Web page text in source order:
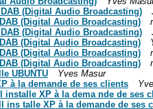
(Digital Audio Broadcasting)
(Digital Audio Broadcasting)
(Digital Audio Broadcasting)
(Digital Audio Broadcasting)
(Digital Audio Broadcasting)
(Digital Audio Broadcasting)
UBUNTU
Yves Masur
à la demande de ses clients
installe XP à la dema nde de ses
ins talle XP à la demande de ses